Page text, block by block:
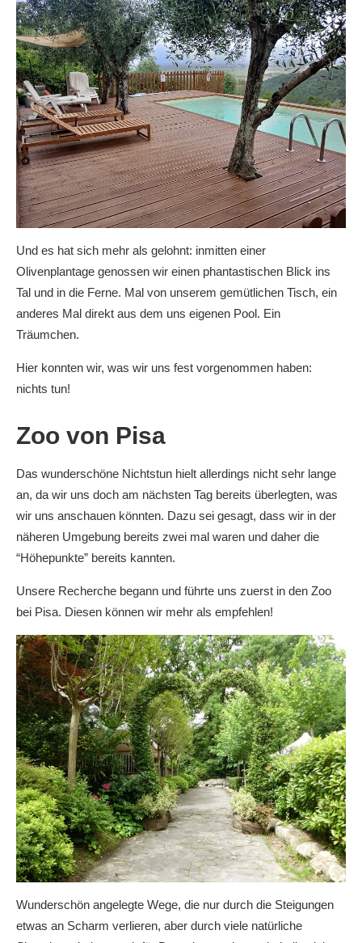
Und es hat sich mehr als gelohnt: inmitten einer
Olivenplantage genossen wir einen phantastischen Blick ins
Tal und in die Ferne. Mal von unserem gemütlichen Tisch, ein
anderes Mal direkt aus dem uns eigenen Pool. Ein
Träumchen.
Hier konnten wir, was wir uns fest vorgenommen haben:
nichts tun!
Zoo von Pisa
Das wunderschöne Nichtstun hielt allerdings nicht sehr lange
an, da wir uns doch am nächsten Tag bereits überlegten, was
wir uns anschauen könnten. Dazu sei gesagt, dass wir in der
näheren Umgebung bereits zwei mal waren und daher die
“Höhepunkte” bereits kannten.
Unsere Recherche begann und führte uns zuerst in den Zoo
bei Pisa. Diesen können wir mehr als empfehlen!
Wunderschön angelegte Wege, die nur durch die Steigungen
etwas an Scharm verlieren, aber durch viele natürliche